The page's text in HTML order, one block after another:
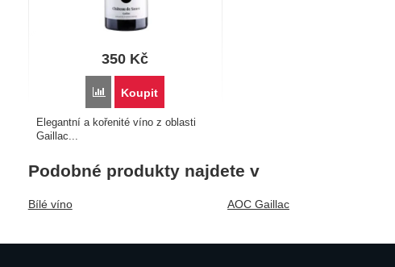
350 Kč
Porovnat
Koupit
Elegantní a kořenité víno z oblasti
Gaillac...
Podobné produkty najdete v
Bílé víno AOC Gaillac